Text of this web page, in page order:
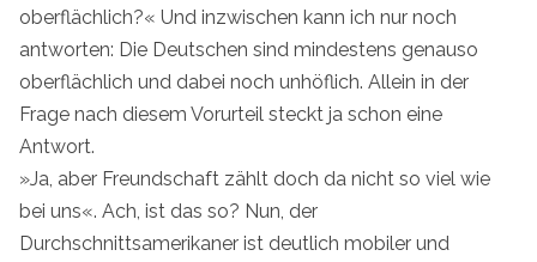
oberflächlich?« Und inzwischen kann ich nur noch
antworten: Die Deutschen sind mindestens genauso
oberflächlich und dabei noch unhöflich. Allein in der
Frage nach diesem Vorurteil steckt ja schon eine
Antwort.
»Ja, aber Freundschaft zählt doch da nicht so viel wie
bei uns«. Ach, ist das so? Nun, der
Durchschnittsamerikaner ist deutlich mobiler und